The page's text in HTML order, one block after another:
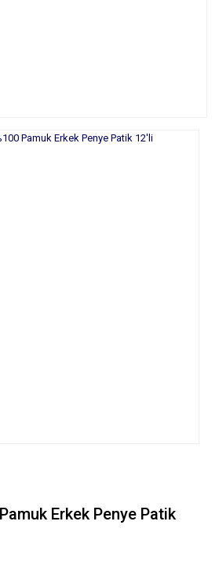
Erkek Penye Patik